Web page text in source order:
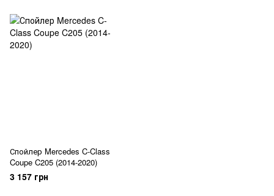
Спойлер Mercedes C-Class
Coupe C205 (2014-2020)
3 157 грн